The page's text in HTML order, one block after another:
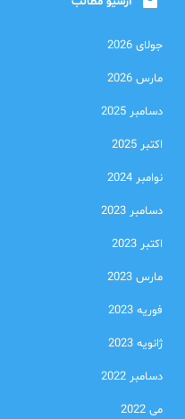
جولای 2026
مارس 2026
دسامبر 2025
اکتبر 2025
نوامبر 2024
دسامبر 2023
اکتبر 2023
مارس 2023
فوریه 2023
ژانویه 2023
دسامبر 2022
می 2022